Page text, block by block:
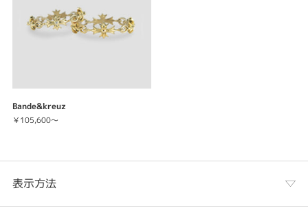
Bande&kreuz
￥105,600～
表示方法